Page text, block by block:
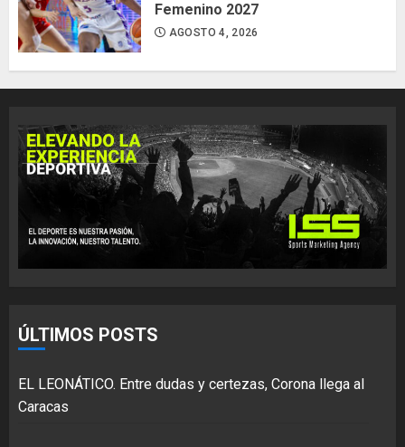
Femenino 2027
AGOSTO 4, 2026
ÚLTIMOS POSTS
EL LEONÁTICO. Entre dudas y certezas, Corona llega al
Caracas